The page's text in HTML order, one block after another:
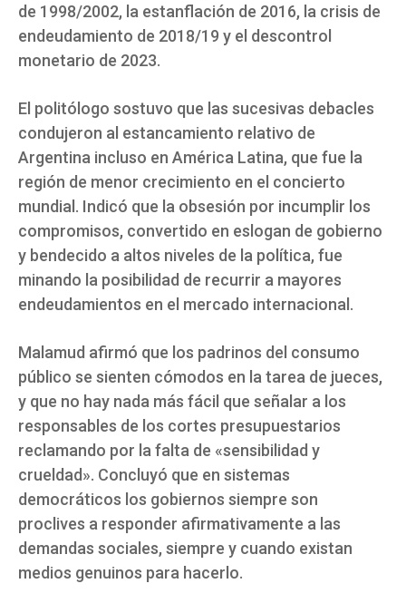
de 1998/2002, la estanflación de 2016, la crisis de
endeudamiento de 2018/19 y el descontrol
monetario de 2023.
El politólogo sostuvo que las sucesivas debacles
condujeron al estancamiento relativo de
Argentina incluso en América Latina, que fue la
región de menor crecimiento en el concierto
mundial. Indicó que la obsesión por incumplir los
compromisos, convertido en eslogan de gobierno
y bendecido a altos niveles de la política, fue
minando la posibilidad de recurrir a mayores
endeudamientos en el mercado internacional.
Malamud afirmó que los padrinos del consumo
público se sienten cómodos en la tarea de jueces,
y que no hay nada más fácil que señalar a los
responsables de los cortes presupuestarios
reclamando por la falta de «sensibilidad y
crueldad». Concluyó que en sistemas
democráticos los gobiernos siempre son
proclives a responder afirmativamente a las
demandas sociales, siempre y cuando existan
medios genuinos para hacerlo.